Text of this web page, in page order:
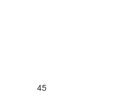
45